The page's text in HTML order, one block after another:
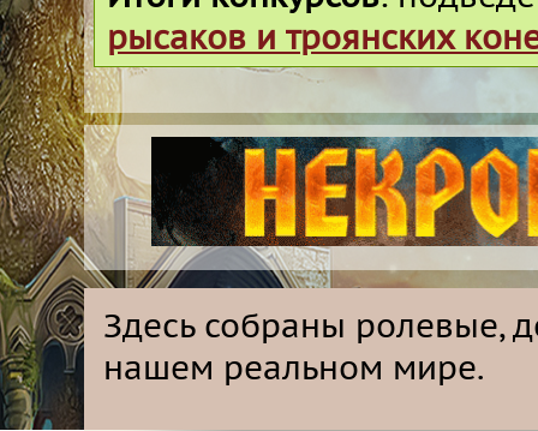
рысаков и троянских
Здесь собраны ролевые,
нашем реальном мире.